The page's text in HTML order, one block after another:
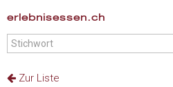
erlebnisessen.ch
Zur Liste